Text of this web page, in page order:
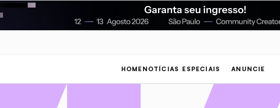
HOME NOTÍCIAS ESPECIAIS ANUNCIE